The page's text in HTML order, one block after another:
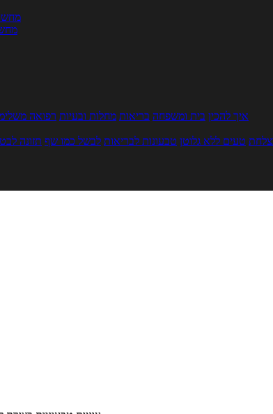
איך להכין בית ומשפחה בריאות מחלות ובעיות רפואה
טעים ללא גלוטן טבעונות לבריאות לבשל כמו שף תזונה